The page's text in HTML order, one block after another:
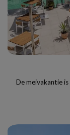
De meivakantie